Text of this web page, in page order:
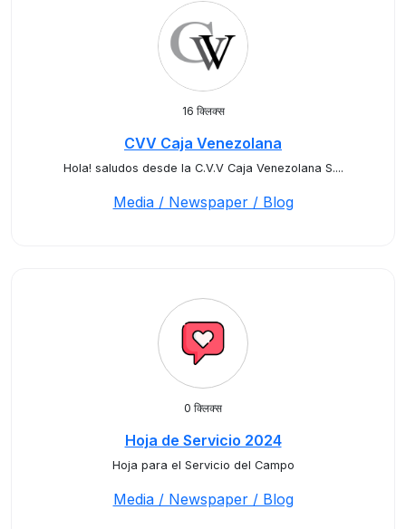
16 क्लिक्स
CVV Caja Venezolana
Hola! saludos desde la C.V.V Caja Venezolana S....
Media / Newspaper / Blog
0 क्लिक्स
Hoja de Servicio 2024
Hoja para el Servicio del Campo
Media / Newspaper / Blog